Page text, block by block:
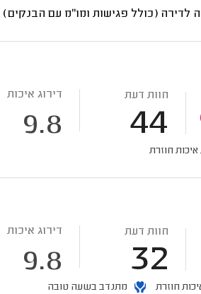
לדירה (כולל פגישות ומו"מ עם הבנקים)
חוות דעת
44
דירוג איכות
9.8
חוזרת
חוות דעת
32
דירוג איכות
9.8
חוזרת מתנדב בשעה טובה